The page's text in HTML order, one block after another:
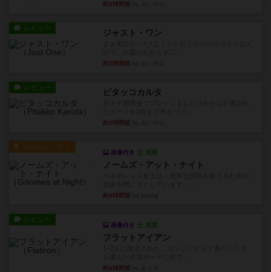
約3時間前
レビュー ジャスト・ワン
約3時間前
レビュー ピタッコカルタ
約3時間前
ルール/インスト
画像付き 充実
ノームズ・アット・ナイト
約4時間前
レビュー
画像付き 充実
フラットアイアン
約4時間前